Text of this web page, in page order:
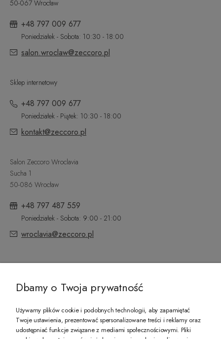
50-067 Wrocław
+48 797 009 677
Poniedziałek - Sobota: 10:30 - 18:00
salon.wroclaw@zeccoro.pl
Sklep internetowy
+48 797 009 677
Poniedziałek - Piątek: 10:30 - 18:00
kontakt@zeccoro.pl
Salon Zeccoro Wroclavia
Sucha 1
50-086 Wrocław
+48 797 487 559
Poniedziałek - Sobota: 9:00 - 21:00
wroclavia@zeccoro.pl
PREZENT DLA CIEBIE!
Dbamy o Twoja prywatność
Używamy plików cookie i podobnych technologii, aby zapamiętać
Twoje ustawienia, prezentować spersonalizowane treści i reklamy oraz
udostępniać funkcje związane z mediami społecznościowymi. Pliki